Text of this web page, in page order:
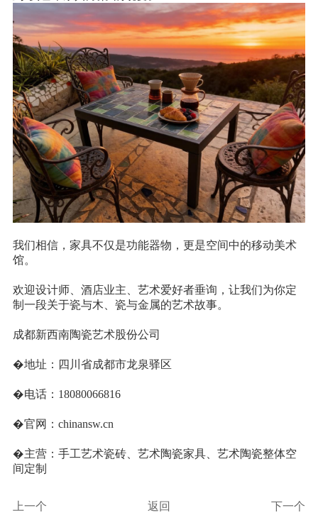
我们相信，家具不仅是功能器物，更是空间中的移动美术
馆。
欢迎设计师、酒店业主、艺术爱好者垂询，让我们为你定
制一段关于瓷与木、瓷与金属的艺术故事。
成都新西南陶瓷艺术股份公司
�地址：四川省成都市龙泉驿区
�电话： 18080066816
�官网： chinansw.cn
�主营：手工艺术瓷砖、艺术陶瓷家具、 艺术陶瓷整体空
间定制
上一个 下一个
返回